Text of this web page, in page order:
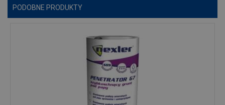
PODOBNE PRODUKTY